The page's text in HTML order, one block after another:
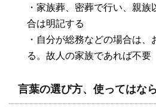
・家族葬、密葬で行い、親
合は明記する
・自分が総務などの場合は、
る。故人の家族であれば不要
言葉の選び方、使ってはな